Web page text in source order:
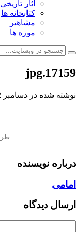
آثار تاریخی
کتابخانه ها
مشاهیر
موزه ها
17159.jpg
نوشته شده در دسامبر 22, 2019
درباره نویسنده
امامی
ارسال دیدگاه